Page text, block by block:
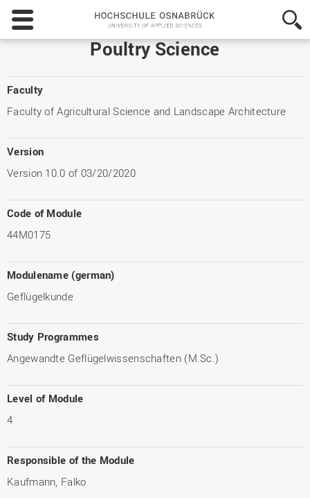
Hochschule
Osnabrück
-
Poultry Science
Faculty
Faculty of Agricultural Science and Landscape Architecture
Version
Version 10.0 of 03/20/2020
Code of Module
44M0175
Modulename (german)
Geflügelkunde
Study Programmes
Angewandte Geflügelwissenschaften (M.Sc.)
Level of Module
4
Responsible of the Module
Kaufmann, Falko